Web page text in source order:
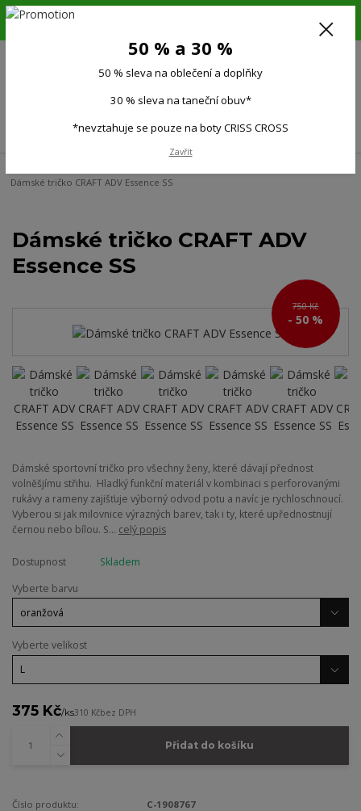
6.-16.8.26. DOVOLENÁ !!! 50 % SLEVA na všechno oblečení a doplňky !!!
(Po-Pá 9:00-15.00)
Dámské tričko CRAFT ADV Essence SS
Dámské tričko CRAFT ADV
Essence SS
750 Kč
- 50 %
Dámské sportovní tričko pro všechny ženy, které dávají přednost
volněšjímu střihu. Hladký funkční materiál v kombinaci s perforovanými
rukávy a rameny zajišťuje výborný odvod potu a navíc je rychloschnoucí.
Vyberou si jak milovnice výrazných barev, tak i ty, které upřednostnují
černou nebo bílou. S... celý popis
Dostupnost
Skladem
Vyberte barvu
Vyberte velikost
375 Kč/ks310 Kčbez DPH
Přidat do košíku
Číslo produktu:
C-1908767
50 % a 30 %
50 % sleva na oblečení a doplňky
30 % sleva na taneční obuv*
*nevztahuje se pouze na boty CRISS CROSS
Zavřít